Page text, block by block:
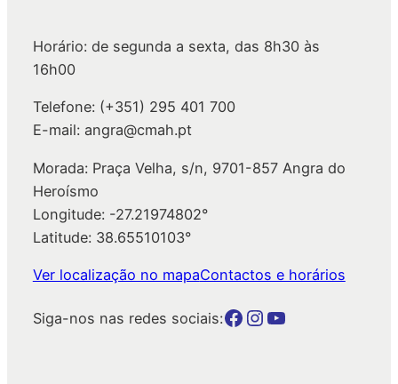
Horário: de segunda a sexta, das 8h30 às
16h00
Telefone: (+351) 295 401 700
E-mail: angra@cmah.pt
Morada: Praça Velha, s/n, 9701-857 Angra do
Heroísmo
Longitude: -27.21974802°
Latitude: 38.65510103°
Ver localização no mapaContactos e horários
Siga-nos nas redes sociais:Botão para a página da autarquia no Facebook Botão para a página da autarquia no Instagram Botão para a página da autarquia no Youtube